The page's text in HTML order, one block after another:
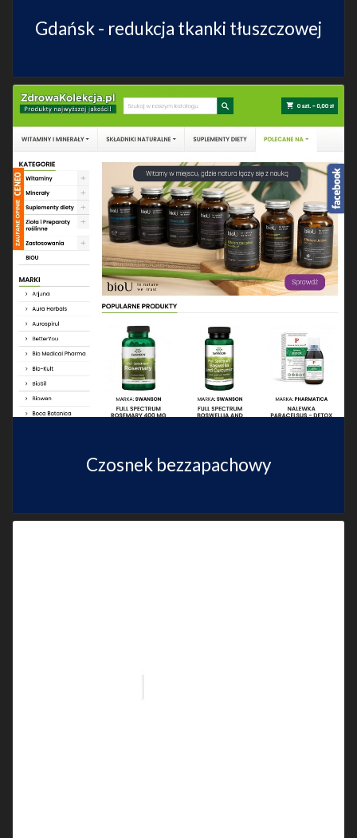
Gdańsk - redukcja tkanki tłuszczowej
Czosnek bezzapachowy